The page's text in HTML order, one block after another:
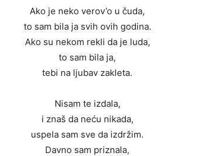
Ako je neko verov’o u čuda,
to sam bila ja svih ovih godina.
Ako su nekom rekli da je luda,
to sam bila ja,
tebi na ljubav zakleta.
Nisam te izdala,
i znaš da neću nikada,
uspela sam sve da izdržim.
Davno sam priznala,